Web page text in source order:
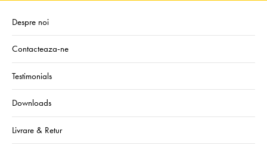
Despre noi
Contacteaza-ne
Testimonials
Downloads
Livrare & Retur